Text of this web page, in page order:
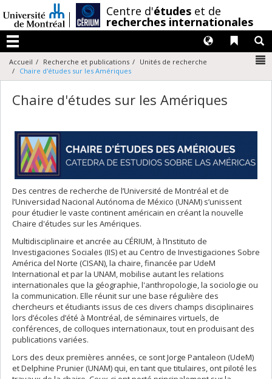
au
contenu
Centre d'études et de
recherches internationales
Menu
Liens
Langues
Accueil Recherche et publications
Unités de recherche
Chaire d'études sur les Amériques
Chaire d'études sur les Amériques
Des centres de recherche de l’Université de Montréal et de
l’Universidad Nacional Autónoma de México (UNAM) s’unissent
pour étudier le vaste continent américain en créant la nouvelle
Chaire d'études sur les Amériques.
Multidisciplinaire et ancrée au CÉRIUM, à l’Instituto de
Investigaciones Sociales (IIS) et au Centro de Investigaciones Sobre
América del Norte (CISAN), la chaire, financée par UdeM
International et par la UNAM, mobilise autant les relations
internationales que la géographie, l'anthropologie, la sociologie ou
la communication. Elle réunit sur une base régulière des
chercheurs et étudiants issus de ces divers champs disciplinaires
lors d’écoles d’été à Montréal, de séminaires virtuels, de
conférences, de colloques internationaux, tout en produisant des
publications variées.
Lors des deux premières années, ce sont Jorge Pantaleon (UdeM)
et Delphine Prunier (UNAM) qui, en tant que titulaires, ont piloté les